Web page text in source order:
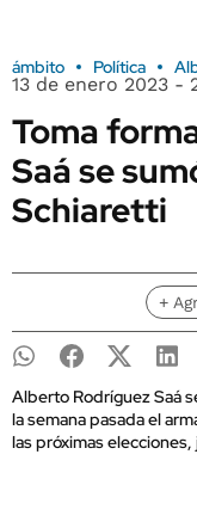
ámbito Política
13 de enero 2023 -
Toma
Saá se
Schiaretti
+
Alberto Rodríguez Saá
la semana pasada el
las próximas